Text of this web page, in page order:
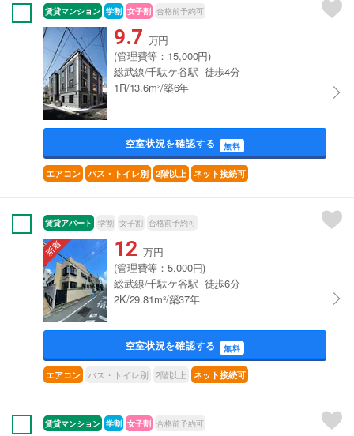
賃貸マンション 学割 女子割 合格前予約可
9.7 万円
(管理費等：15,000円)
総武線/千駄ケ谷駅 徒歩4分
1R/13.6m²/築6年
空室状況を確認する 無料
エアコン バス・トイレ別 2階以上 ネット接続可
賃貸アパート 学割 女子割 合格前予約可
12 万円
(管理費等：5,000円)
総武線/千駄ケ谷駅 徒歩6分
2K/29.81m²/築37年
空室状況を確認する 無料
エアコン バス・トイレ別 2階以上 ネット接続可
賃貸マンション 学割 女子割 合格前予約可